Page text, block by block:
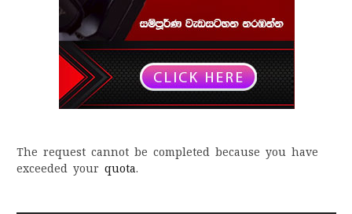
The request cannot be completed because you have
exceeded your quota.